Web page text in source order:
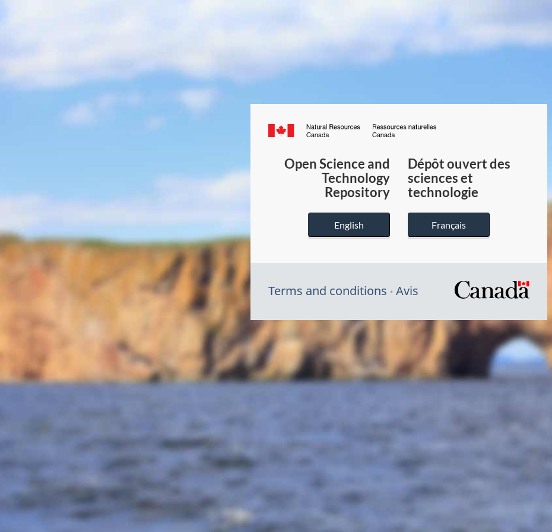
Canada.ca
du
Canada
Open Science and
Technology
Repository
English
Dépôt ouvert des
sciences et
technologie
Français
Terms and conditions Avis
/
du
du